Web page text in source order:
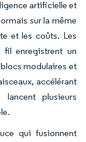
artificielle et
sur la même
et les coûts. Les
fil enregistrent un
modulaires et
accélérant
plusieurs
qui fusionnent